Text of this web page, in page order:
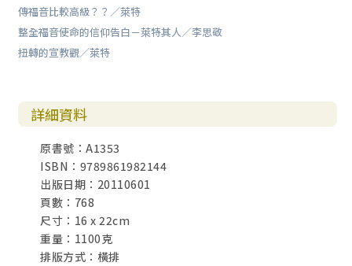
傳福音比較高級？？／萊特
整全福音使命的信仰告白－萊特其人／李思敬
扭轉的宣教觀／萊特
詳細資料
原書號：A1353
ISBN：9789861982144
出版日期：20110601
頁數：768
尺寸：16 x 22cm
重量：1100克
排版方式：橫排